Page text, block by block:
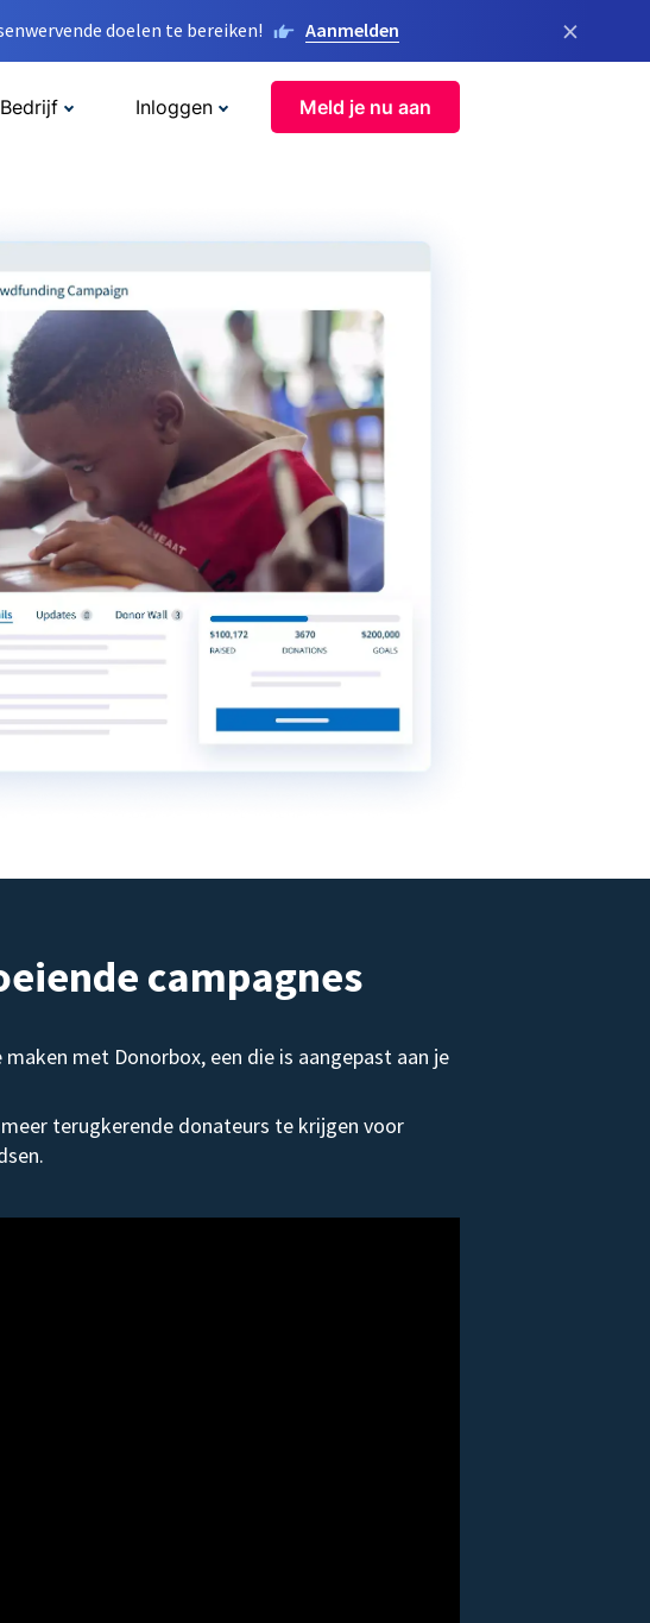
doelen te bereiken! Aanmelden ×
Bedrijf Inloggen Meld je nu aan
campagnes
met Donorbox, een die is aangepast aan je
terugkerende donateurs te krijgen voor